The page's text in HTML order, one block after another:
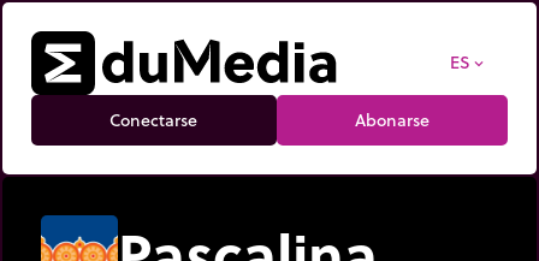
ES expand_more
Conectarse Abonarse